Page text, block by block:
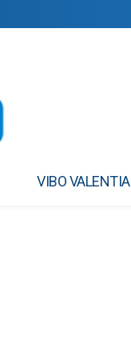
VIBO VALENTIA